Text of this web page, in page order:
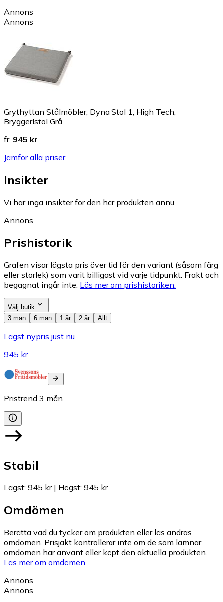
Annons
Annons
Grythyttan Stålmöbler, Dyna Stol 1, High Tech,
Bryggeristol Grå
fr. 945 kr
Jämför alla priser
Insikter
Vi har inga insikter för den här produkten ännu.
Annons
Prishistorik
Grafen visar lägsta pris över tid för den variant (såsom färg
eller storlek) som varit billigast vid varje tidpunkt. Frakt och
begagnat ingår inte. Läs mer om prishistoriken.
Välj butik
3 mån
6 mån 1 år 2 år Allt
Lägst nypris just nu
945 kr
Pristrend 3 mån
Stabil
Lägst: 945 kr| Högst: 945 kr
Omdömen
Berätta vad du tycker om produkten eller läs andras
omdömen. Prisjakt kontrollerar inte om de som lämnar
omdömen har använt eller köpt den aktuella produkten.
Läs mer om omdömen.
Annons
Annons